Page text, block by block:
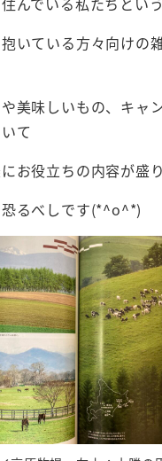
いている方々向けの
美味しいもの、キャ
て
お役立ちの内容が盛
恐るべしです(*^o^*)